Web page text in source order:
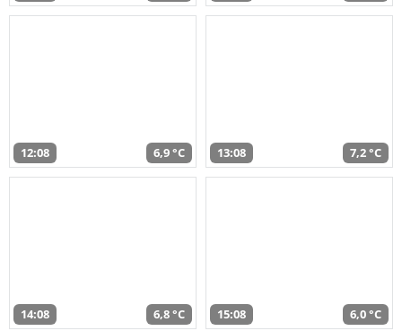
12:08 6,9 °C 13:08 7,2 °C
14:08 6,8 °C 15:08 6,0 °C